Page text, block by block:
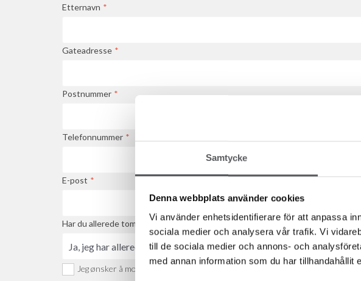
Samtycke
Denna webbplats använder cookies
Vi använder enhetsidentifierare för att anpassa
sociala medier och analysera vår trafik. Vi
till de sociala medier och annons- och
med annan information som du har
Etternavn *
Gateadresse *
Postnummer *
Telefonnummer *
E-post *
Har du allerede tomt?
Jeg ønsker å motta nyhetsbrev med inspirasjon